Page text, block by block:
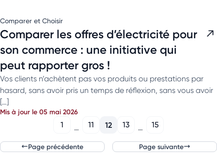
Comparer et Choisir
Comparer les offres d’électricité pour
son commerce : une initiative qui
peut rapporter gros !
Vos clients n’achètent pas vos produits ou prestations par
hasard, sans avoir pris un temps de réflexion, sans vous avoir
[…]
Mis à jour le 05 mai 2026
Page précédente Page suivante
1 … 11 12 13 … 15